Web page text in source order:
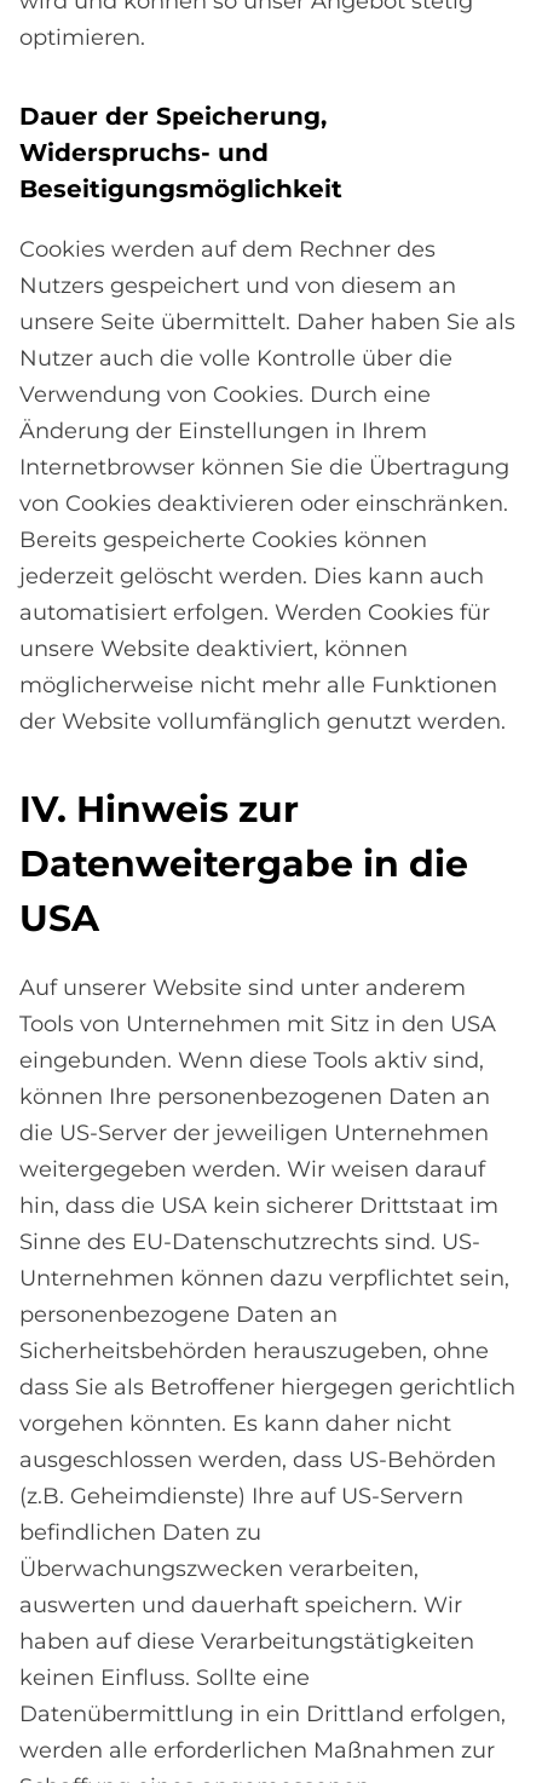
optimieren.
Dau­er der Spei­che­rung,
Wi­der­spruchs- und
Be­sei­ti­gungs­mög­lich­keit
Cookies werden auf dem Rechner des
Nutzers gespeichert und von diesem an
unsere Seite übermittelt. Daher haben Sie als
Nutzer auch die volle Kontrolle über die
Verwendung von Cookies. Durch eine
Änderung der Einstellungen in Ihrem
Internetbrowser können Sie die Übertragung
von Cookies deaktivieren oder einschränken.
Bereits gespeicherte Cookies können
jederzeit gelöscht werden. Dies kann auch
automatisiert erfolgen. Werden Cookies für
unsere Website deaktiviert, können
möglicherweise nicht mehr alle Funktionen
der Website vollumfänglich genutzt werden.
IV. Hin­weis zur
Da­ten­wei­ter­ga­be in die
USA
Auf unserer Website sind unter anderem
Tools von Unternehmen mit Sitz in den USA
eingebunden. Wenn diese Tools aktiv sind,
können Ihre personenbezogenen Daten an
die US-Server der jeweiligen Unternehmen
weitergegeben werden. Wir weisen darauf
hin, dass die USA kein sicherer Drittstaat im
Sinne des EU-Datenschutzrechts sind. US-
Unternehmen können dazu verpflichtet sein,
personenbezogene Daten an
Sicherheitsbehörden herauszugeben, ohne
dass Sie als Betroffener hiergegen gerichtlich
vorgehen könnten. Es kann daher nicht
ausgeschlossen werden, dass US-Behörden
(z.B. Geheimdienste) Ihre auf US-Servern
befindlichen Daten zu
Überwachungszwecken verarbeiten,
auswerten und dauerhaft speichern. Wir
haben auf diese Verarbeitungstätigkeiten
keinen Einfluss. Sollte eine
Datenübermittlung in ein Drittland erfolgen,
werden alle erforderlichen Maßnahmen zur